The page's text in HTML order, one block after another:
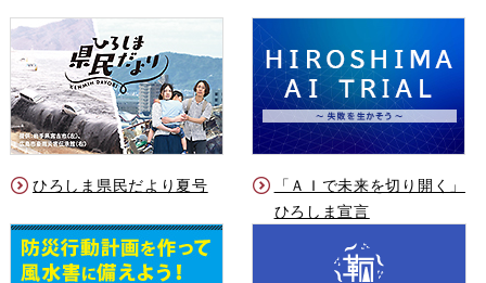
ひろしま県民だより夏号
「ＡＩで未来を切り開く」
ひろしま宣言